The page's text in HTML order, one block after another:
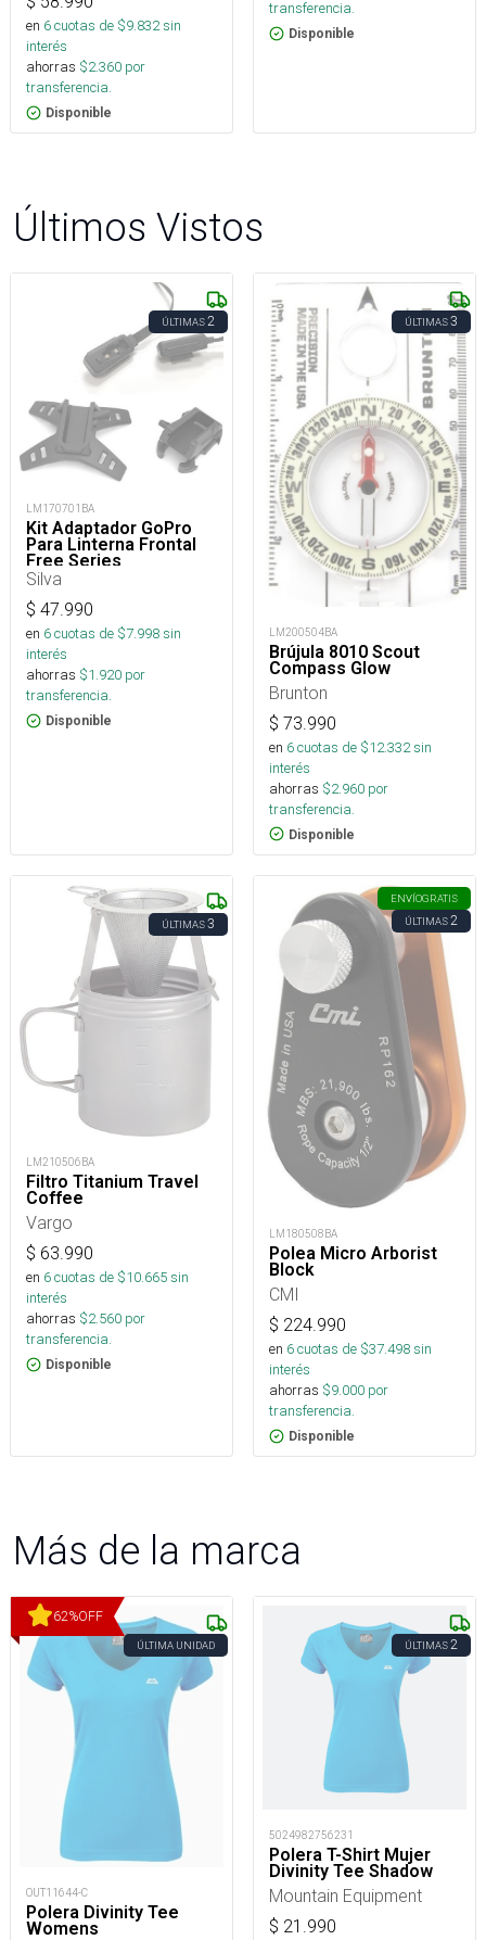
en 6cuotas de $9.832sin
interés
ahorras $2.360 por
transferencia.
Disponible
transferencia.
Disponible
Últimos Vistos
ÚLTIMAS2
LM170701BA
Kit Adaptador GoPro
Para Linterna Frontal
Free Series
Silva
$ 47.990
en 6cuotas de $7.998sin
interés
ahorras $1.920 por
transferencia.
Disponible
ÚLTIMAS3
LM200504BA
Brújula 8010 Scout
Compass Glow
Brunton
$ 73.990
en 6cuotas de $12.332sin
interés
ahorras $2.960 por
transferencia.
Disponible
ÚLTIMAS3
LM210506BA
Filtro Titanium Travel
Coffee
Vargo
$ 63.990
en 6cuotas de $10.665sin
interés
ahorras $2.560 por
transferencia.
Disponible
ENVÍOGRATIS
ÚLTIMAS2
LM180508BA
Polea Micro Arborist
Block
CMI
$ 224.990
en 6cuotas de $37.498sin
interés
ahorras $9.000 por
transferencia.
Disponible
Más de la marca
62%OFF
ÚLTIMA UNIDAD
OUT11644-C
Polera Divinity Tee
Womens
ÚLTIMAS2
5024982756231
Polera T-Shirt Mujer
Divinity Tee Shadow
Mountain Equipment
$ 21.990